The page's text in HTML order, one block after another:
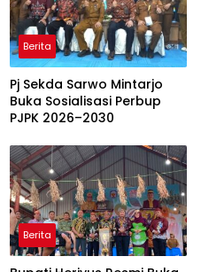
Berita
Pj Sekda Sarwo Mintarjo
Buka Sosialisasi Perbup
PJPK 2026–2030
Berita